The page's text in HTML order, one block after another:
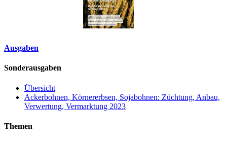
Ausgaben
Sonderausgaben
Übersicht
Ackerbohnen, Körnererbsen, Sojabohnen: Züchtung, Anbau,
Verwertung, Vermarktung 2023
Themen